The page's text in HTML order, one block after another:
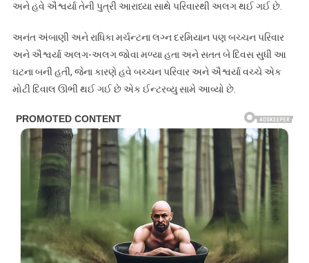
અને હવે ઐશ્વર્યા તેની પુત્રી આરાધ્યા સાથે પરિવારથી અલગ થઈ ગઈ છે.
અનંત અંબાણી અને રાધિકા મર્ચન્ટના લગ્ન દરમિયાન પણ બચ્ચન પરિવાર
અને ઐશ્વર્યા અલગ-અલગ જોવા મળ્યા હતા અને સતત બે દિવસ સુધી આ
ઘટના બની હતી, જેના કારણે હવે બચ્ચન પરિવાર અને ઐશ્વર્યા વચ્ચે એક
મોટી દિવાલ ઊભી થઈ ગઈ છે એક ઈન્ટરવ્યુ સામે આવ્યો છે.